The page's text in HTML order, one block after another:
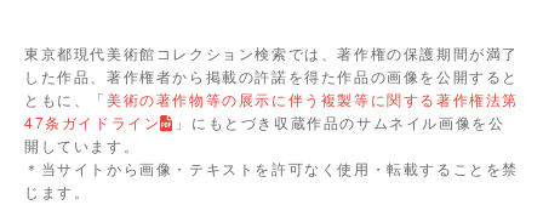
東京都現代美術館コレクション検索では、著作権の保護期間が満了
した作品、著作権者から掲載の許諾を得た作品の画像を公開すると
ともに、「美術の著作物等の展示に伴う複製等に関する著作権法第
47条ガイドライン
」にもとづき収蔵作品のサムネイル画像を公
開しています。
＊当サイトから画像・テキストを許可なく使用・転載することを禁
じます。